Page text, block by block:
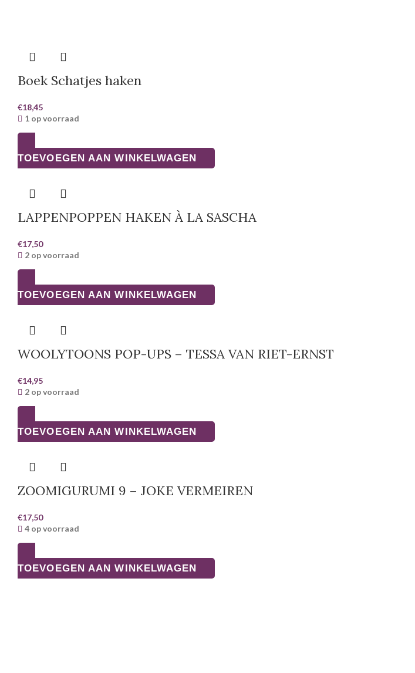
Boek Schatjes haken
€18,45
1 op voorraad
TOEVOEGEN AAN WINKELWAGEN
LAPPENPOPPEN HAKEN À LA SASCHA
€17,50
2 op voorraad
TOEVOEGEN AAN WINKELWAGEN
WOOLYTOONS POP-UPS – TESSA VAN RIET-ERNST
€14,95
2 op voorraad
TOEVOEGEN AAN WINKELWAGEN
ZOOMIGURUMI 9 – JOKE VERMEIREN
€17,50
4 op voorraad
TOEVOEGEN AAN WINKELWAGEN